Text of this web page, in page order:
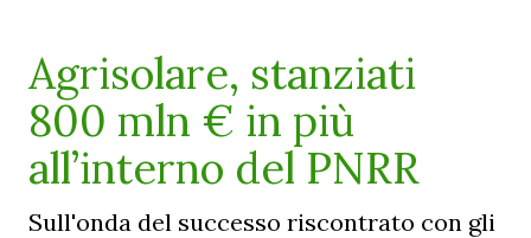
Agrisolare, stanziati
800 mln € in più
all’interno del PNRR
Sull'onda del successo riscontrato con gli